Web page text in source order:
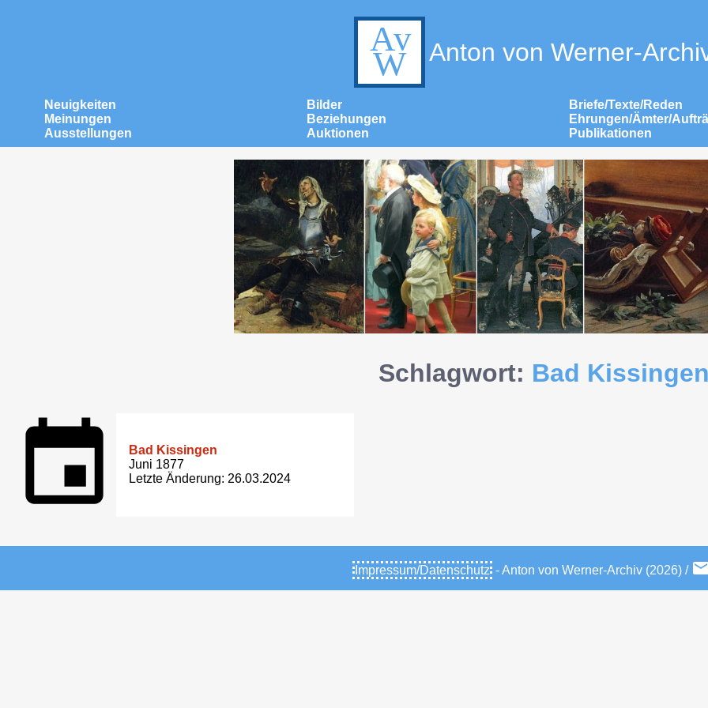
Anton von Werner-
Neuigkeiten Bilder
Briefe/Texte/Reden
Meinungen
Beziehungen
Ehrungen/Ämter/
Ausstellungen
Auktionen Publikationen
Schlagwort: Bad
Bad Kissingen
Juni 1877
Letzte Änderung: 26.03.2024
Impressum/Datenschutz - Anton von Werner-Archiv (2026) /